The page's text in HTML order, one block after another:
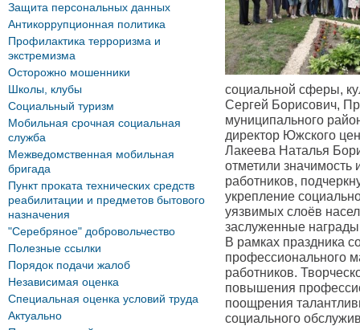
социальной сферы,
Сергей Борисович,
муниципального
директор Южского
Лакеева Наталья
отметили значимость
работников,
укрепление
уязвимых слоёв
заслуженные
В рамках праздника
профессионального
работников.
повышения
поощрения
социального
Защита персональных данных
Антикоррупционная политика
Профилактика терроризма и
экстремизма
Осторожно мошенники
Школы, клубы
Социальный туризм
Мобильная срочная социальная
служба
Межведомственная мобильная
бригада
Пункт проката технических средств
реабилитации и предметов бытового
назначения
"Серебряное" добровольчество
Полезные ссылки
Порядок подачи жалоб
Независимая оценка
Специальная оценка условий труда
Актуально